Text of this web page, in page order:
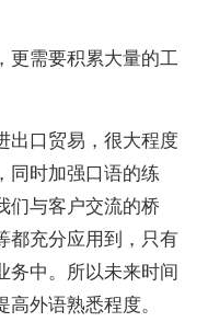
需要积累大量的工
口贸易，很大程度
同时加强口语的练
们与客户交流的桥
都充分应用到，只有
务中。所以未来时间
外语熟悉程度。